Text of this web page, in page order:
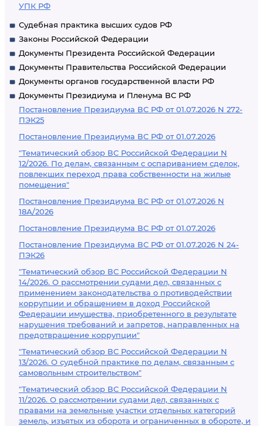
УПК РФ
Судебная практика высших судов РФ
Законы Российской Федерации
Документы Президента Российской Федерации
Документы Правительства Российской Федерации
Документы органов государственной власти РФ
Документы Президиума и Пленума ВС РФ
Постановление Президиума ВС РФ от 01.07.2026 N 272-
ПЭК25
Постановление Президиума ВС РФ от 01.07.2026
"Тематический обзор ВС Российской Федерации N
12/2026. По делам, связанным с оспариванием сделок,
повлекших переход права собственности на жилые
помещения"
Постановление Президиума ВС РФ от 01.07.2026 N
18А/2026
Постановление Президиума ВС РФ от 01.07.2026
Постановление Президиума ВС РФ от 01.07.2026 N 24-
ПЭК26
"Тематический обзор ВС Российской Федерации N
14/2026. О рассмотрении судами дел, связанных с
применением законодательства о противодействии
коррупции и обращением в доход Российской
Федерации имущества, приобретенного в результате
нарушения требований и запретов, направленных на
предотвращение коррупции"
"Тематический обзор ВС Российской Федерации N
13/2026. О судебной практике по делам, связанным с
самовольным строительством"
"Тематический обзор ВС Российской Федерации N
11/2026. О рассмотрении судами дел, связанных с
правами на земельные участки отдельных категорий
земель, изъятых из оборота и ограниченных в обороте, и